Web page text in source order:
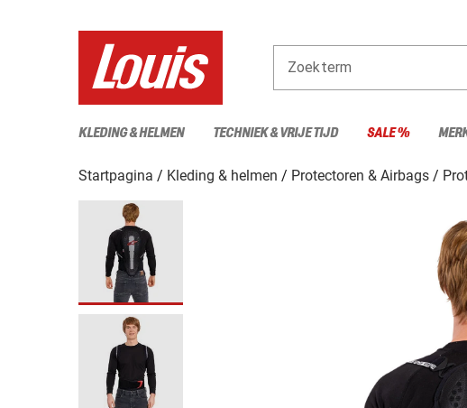
Zoekterm
KLEDING & HELMEN TECHNIEK & VRIJE TIJD SALE %
Startpagina Kleding & helmen Protectoren & Airbags